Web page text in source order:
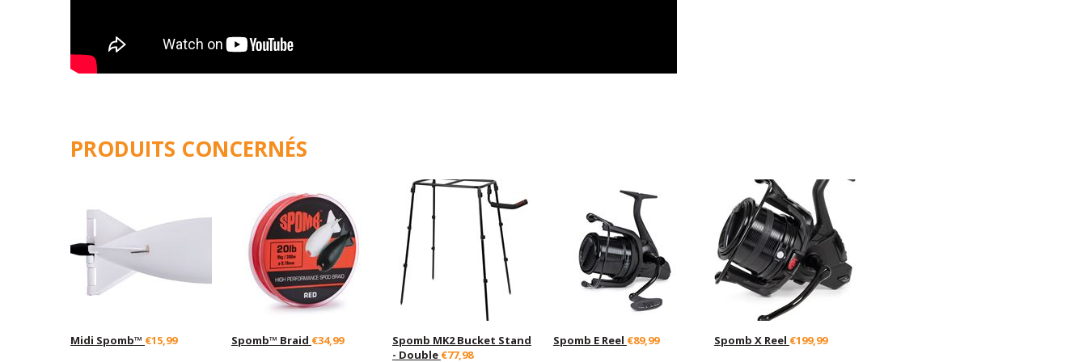
PRODUITS CONCERNÉS
Midi Spomb™ €15,99 Spomb™ Braid €34,99
Spomb MK2 Bucket Stand
- Double €77,98
Spomb E Reel €89,99 Spomb X Reel €199,99